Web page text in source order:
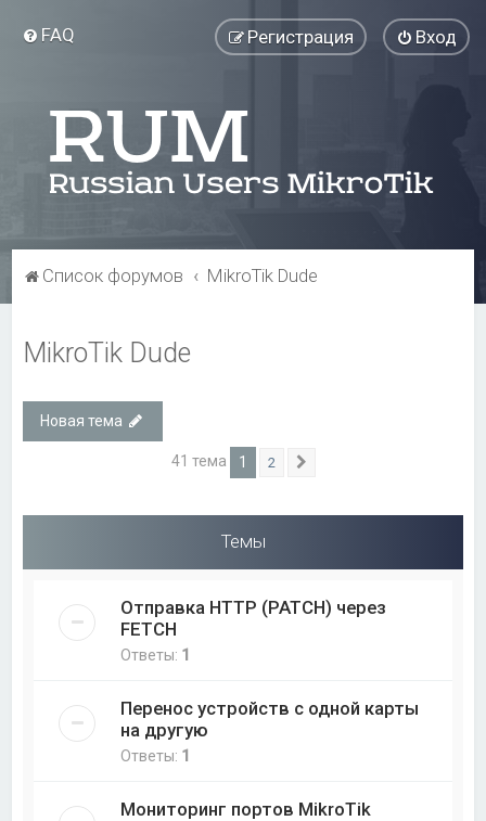
FAQ Вход
Регистрация
Список форумов MikroTik Dude
MikroTik Dude
Новая тема
41 тема 1 2
Темы
Отправка HTTP (PATCH) через
FETCH
Ответы: 1
Перенос устройств с одной карты
на другую
Ответы: 1
Мониторинг портов MikroTik